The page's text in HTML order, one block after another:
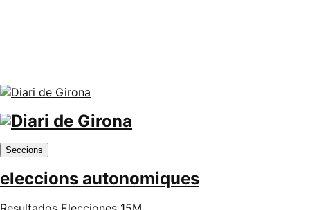
Seccions
eleccions autonomiques